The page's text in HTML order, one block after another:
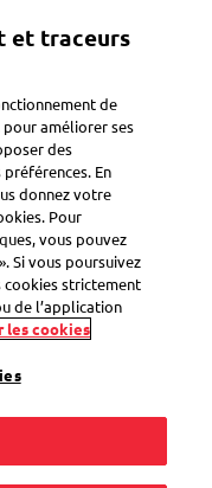
bpost
que
à
et traceurs
de
améliorer ses
des
En
donnez votre
Pour
vous pouvez
Si vous poursuivez
cookies strictement
de l’application
les cookies